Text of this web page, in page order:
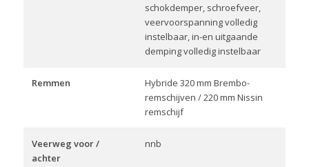
schokdemper, schroefveer,
veervoorspanning volledig
instelbaar, in-en uitgaande
demping volledig instelbaar
Remmen
Hybride 320 mm Brembo-
remschijven / 220 mm Nissin
remschijf
Veerweg voor /
achter
nnb